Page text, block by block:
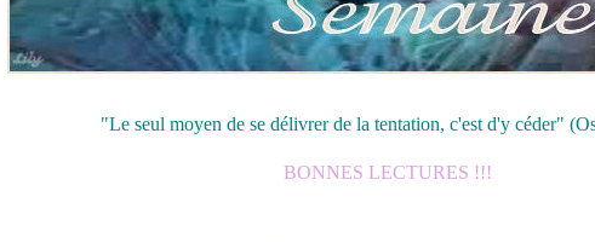
"Le seul moyen de se délivrer de la tentation, c'est d'y céder"
BONNES LECTURES !!!